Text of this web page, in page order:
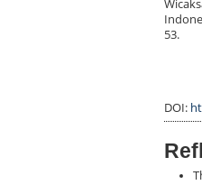
53.
DOI: